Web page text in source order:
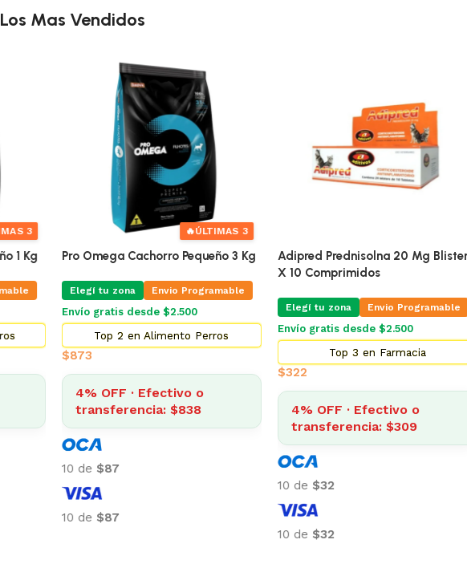
Los Mas Vendidos
🔥ÚLTIMAS 3
Pro Omega Cachorro Pequeño 3 Kg
Elegí tu zona Envio Programable
Envío gratis desde $2.500
Top 2 en Alimento Perros
4% OFF · Efectivo o
transferencia: $838
$87
$87
Adipred Prednisolna 20 Mg Blister
X 10 Comprimidos
Elegí tu zona Envio Programable
Envío gratis desde $2.500
Top 3 en Farmacia
$322
4% OFF · Efectivo o
transferencia: $309
$32
$32
Pro
$